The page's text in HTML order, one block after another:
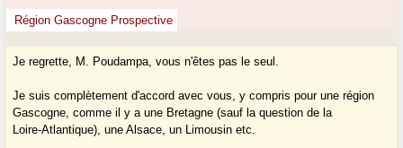
Région Gascogne Prospective
Je regrette, M. Poudampa, vous n'êtes pas le seul.
Je suis complètement d'accord avec vous, y compris pour une région
Gascogne, comme il y a une Bretagne (sauf la question de la
Loire-Atlantique), une Alsace, un Limousin etc.